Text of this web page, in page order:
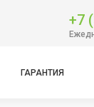
+7
ГАРАНТИЯ